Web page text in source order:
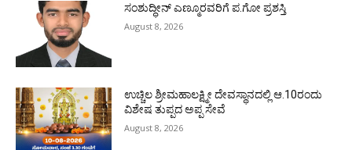
ಸಂಶುದ್ಧೀನ್ ಎಣ್ಮೂರವರಿಗೆ ಪ.ಗೋ ಪ್ರಶಸ್ತಿ
August 8, 2026
ಉಚ್ಚಿಲ ಶ್ರೀಮಹಾಲಕ್ಷ್ಮೀ ದೇವಸ್ಥಾನದಲ್ಲಿ ಆ.10ರಂದು
ವಿಶೇಷ ತುಪ್ಪದ ಅಪ್ಪ ಸೇವೆ
August 8, 2026